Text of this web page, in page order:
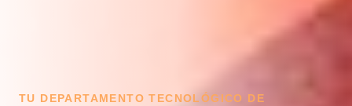
TU DEPARTAMENTO TECNOLÓGICO DE